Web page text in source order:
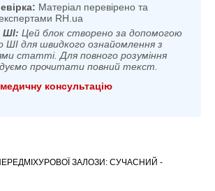
Матеріал перевірено та
RH.ua
ШІ: Цей блок створено за допомогою
ШІ для швидкого ознайомлення з
статті. Для повного розуміння
прочитати повний текст.
консультацію